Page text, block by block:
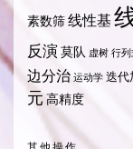
素数筛线性基
反演莫队 虚树 行列
边分治 运动学 迭代
元高精度